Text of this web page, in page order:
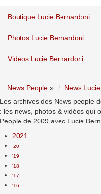
Boutique Lucie Bernardoni
Photos Lucie Bernardoni
Vidéos Lucie Bernardoni
News People » News
Les archives des News people
: les news, photos & vidéos qui
People de 2009 avec Lucie
2021
'20
'19
'18
'17
'16